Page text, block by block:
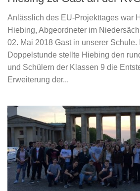
Anlässlich des EU-Projekttages war
Hiebing, Abgeordneter im
02. Mai 2018 Gast in unserer
Doppelstunde stellte Hiebing den
und Schülern der Klassen 9 die
Erweiterung der...